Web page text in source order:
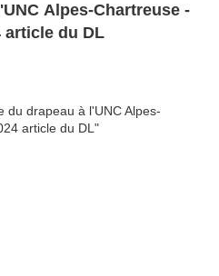
Alpes-Chartreuse -
article du DL